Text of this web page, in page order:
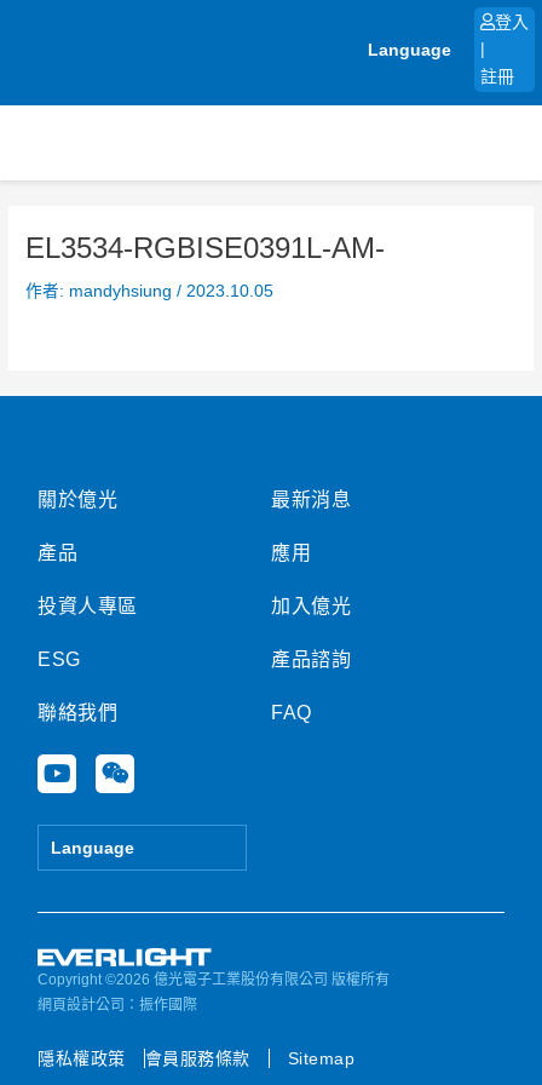
Language
登入
註冊
EL3534-RGBISE0391L-AM-
作者: mandyhsiung/ 2023.10.05
關於億光
產品
投資人專區
ESG
聯絡我們
Y
o
u
e
W
e
i
Language
最新消息
應用
加入億光
產品諮詢
FAQ
Copyright ©2026 億光電子工業股份有限公司 版權所有
網頁設計公司 ：振作國際
隱私權政策 會員服務條款 Sitemap